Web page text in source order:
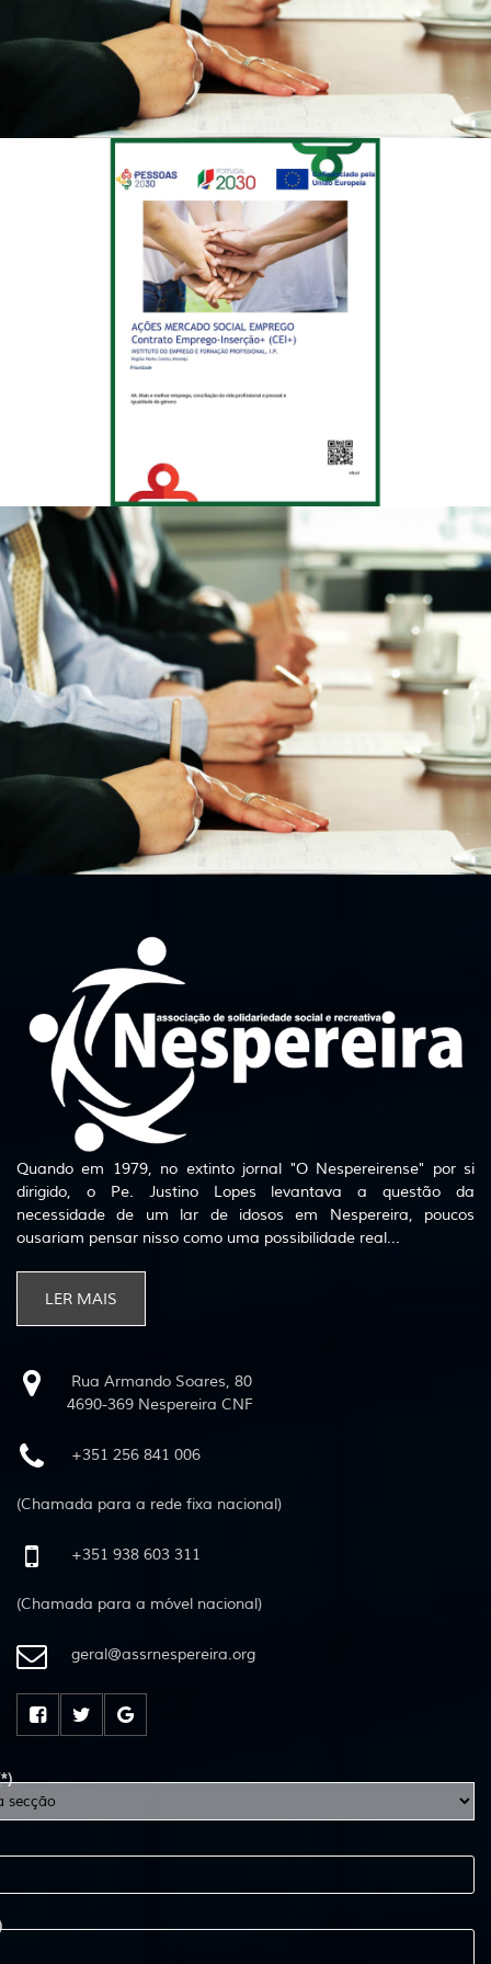
Quando em 1979, no extinto jornal "O Nespereirense" por si
dirigido, o Pe. Justino Lopes levantava a questão da
necessidade de um lar de idosos em Nespereira, poucos
ousariam pensar nisso como uma possibilidade real...
LER MAIS
Rua Armando Soares, 80
4690-369 Nespereira CNF
+351 256 841 006
(Chamada para a rede fixa nacional)
+351 938 603 311
(Chamada para a móvel nacional)
geral@assrnespereira.org